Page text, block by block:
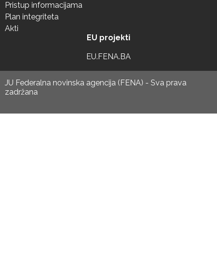
Pristup informacijama
Plan integriteta
Akti
EU projekti
EU.FENA.BA
JU Federalna novinska agencija (FENA) - Sva prava
zadržana